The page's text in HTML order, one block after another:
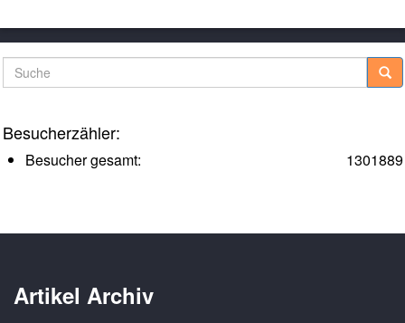
Suche
Besucherzähler:
1301889
Besucher gesamt:
Artikel Archiv